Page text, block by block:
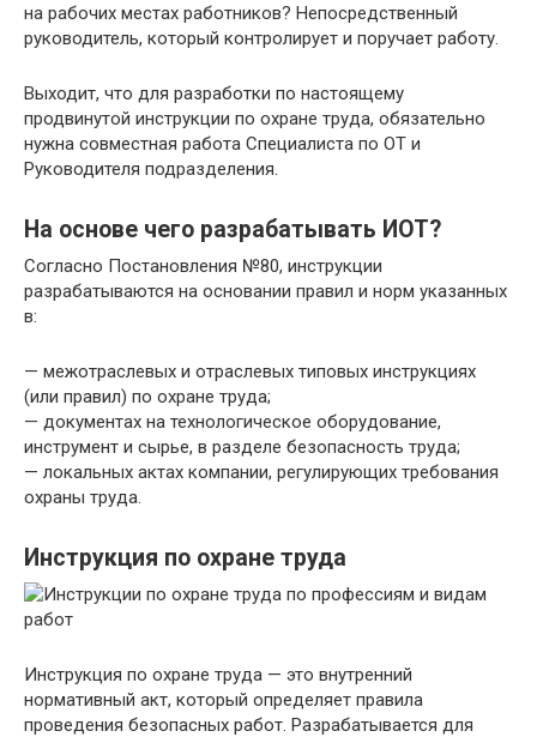
на рабочих местах работников? Непосредственный
руководитель, который контролирует и поручает работу.
Выходит, что для разработки по настоящему
продвинутой инструкции по охране труда, обязательно
нужна совместная работа Специалиста по ОТ и
Руководителя подразделения.
На основе чего разрабатывать ИОТ?
Согласно Постановления №80, инструкции
разрабатываются на основании правил и норм указанных
в:
— межотраслевых и отраслевых типовых инструкциях
(или правил) по охране труда;
— документах на технологическое оборудование,
инструмент и сырье, в разделе безопасность труда;
— локальных актах компании, регулирующих требования
охраны труда.
Инструкция по охране труда
Инструкция по охране труда — это внутренний
нормативный акт, который определяет правила
проведения безопасных работ. Разрабатывается для